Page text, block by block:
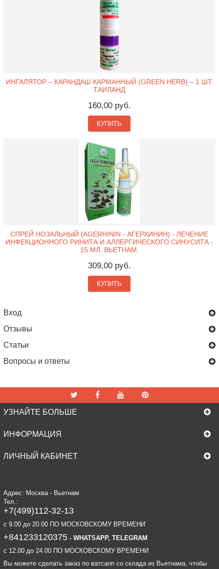
ИНГАЛЯТОР – КАРАНДАШ КАРМАННЫЙ (GREEN HERB) – 1 ШТ.
ТАИЛАНД
160,00 руб.
КУПИТЬ
СПРЕЙ НОЗАЛЬНЫЙ (AGERHININ - АГЕРХИНИН) - ЛЕЧЕНИЕ
ИНФЕКЦИОННОГО РИНИТА И АЛЛЕРГИЧЕСКОГО СИНУСИТА -
15 МЛ. ВЬЕТНАМ.
309,00 руб.
КУПИТЬ
Вход
Отзывы
Статьи
Вопросы и ответы
УЗНАЙТЕ БОЛЬШЕ
ИНФОРМАЦИЯ
ЛИЧНЫЙ КАБИНЕТ
Адрес: Москва - Вьетнам
Тел.:
+7(499)112-32-13
c 9.00 до 20.00 ПО МОСКОВСКОМУ ВРЕМЕНИ
+841233120375- WHATSAPP, TELEGRAM
c 12.00 до 24.00 ПО МОСКОВСКОМУ ВРЕМЕНИ
Вы можете сделать заказ по ватсапп со склада из Вьетнама, чтобы